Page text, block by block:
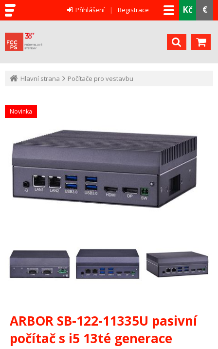
Kč €
Přihlášení Registrace
Hlavní strana Počítače pro vestavbu
Novinka
ARBOR SB-122-11335U pasivní
počítač s i5 13té generace